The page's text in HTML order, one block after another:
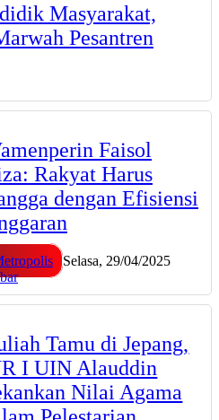
Masyarakat,
Pesantren
Faisol
Rakyat Harus
dengan Efisiensi
Selasa, 29/04/2025
Tamu di Jepang,
I UIN Alauddin
Nilai Agama